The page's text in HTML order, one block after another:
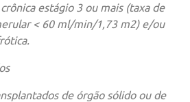
estágio 3 ou mais (taxa de
< 60 ml/min/1,73 m2) e/ou
de órgão sólido ou de